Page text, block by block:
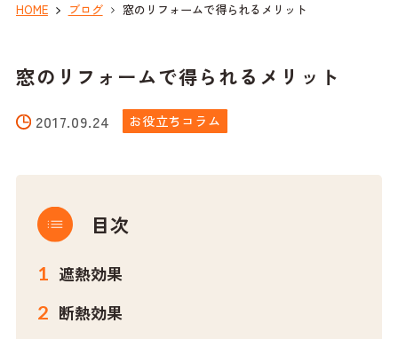
HOME ブログ 窓のリフォームで得られるメリット
窓のリフォームで得られるメリット
2017.09.24 お役立ちコラム
目次
遮熱効果
断熱効果